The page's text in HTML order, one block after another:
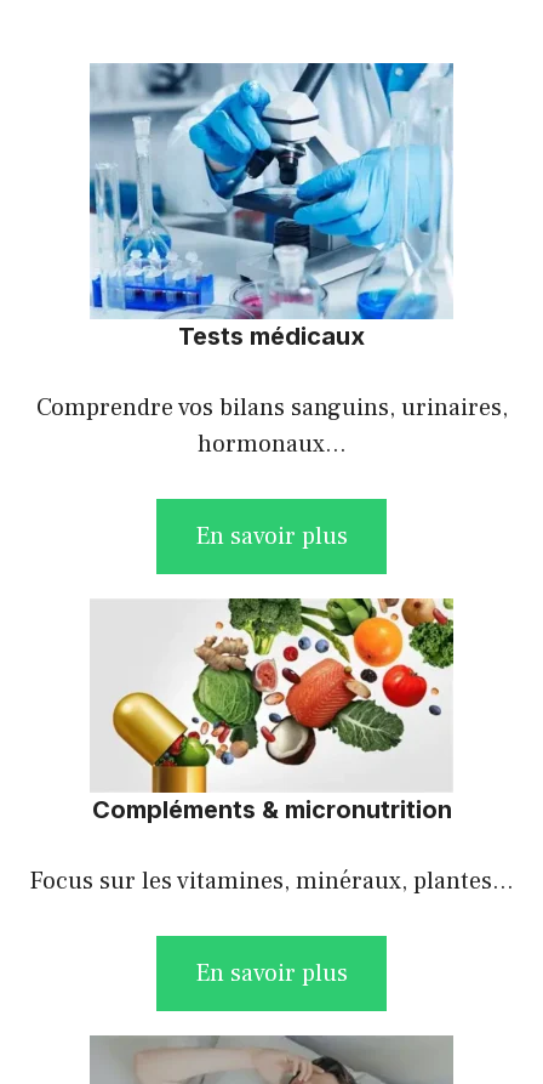
Tests médicaux
Comprendre vos bilans sanguins, urinaires,
hormonaux…
En savoir plus
Compléments & micronutrition
Focus sur les vitamines, minéraux, plantes…
En savoir plus